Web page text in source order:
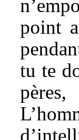
point
tu te